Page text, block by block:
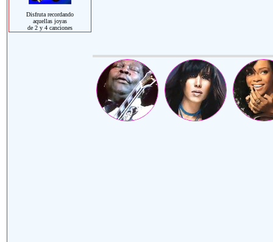
Disfruta recordando
aquellas joyas
de 2 y 4 canciones